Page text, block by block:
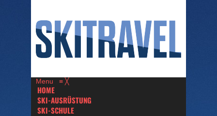
Menu ≡ ╳
HOME
SKI-AUSRÜSTUNG
SKI-SCHULE